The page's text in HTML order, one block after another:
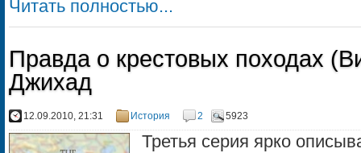
Читать полностью...
Правда о крестовых походах
Джихад
12.09.2010, 21:31 История 2 5923
Третья серия ярко